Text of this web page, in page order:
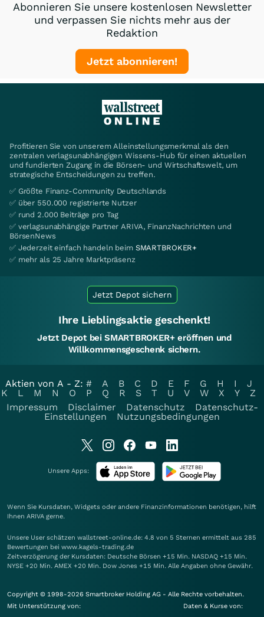
Abonnieren Sie unsere kostenlosen Newsletter
und verpassen Sie nichts mehr aus der
Redaktion
Jetzt abonnieren!
Profitieren Sie von unserem Alleinstellungsmerkmal als den
zentralen verlagsunabhängigen Wissens-Hub für einen aktuellen
und fundierten Zugang in die Börsen- und Wirtschaftswelt, um
strategische Entscheidungen zu treffen.
✅ Größte Finanz-Community Deutschlands
✅ über 550.000 registrierte Nutzer
✅ rund 2.000 Beiträge pro Tag
✅ verlagsunabhängige Partner ARIVA, FinanzNachrichten und
BörsenNews
✅ Jederzeit einfach handeln beim SMARTBROKER+
✅ mehr als 25 Jahre Marktpräsenz
Jetzt Depot sichern
Ihre Lieblingsaktie geschenkt!
Jetzt Depot bei SMARTBROKER+ eröffnen und
Willkommensgeschenk sichern.
Aktien von A - Z: # A B C D E F G H I
J
K
L M N O P Q R S T U V W X Y
Z
Impressum
Disclaimer Datenschutz
Datenschutz-
Einstellungen
Nutzungsbedingungen
Unsere Apps:
Wenn Sie Kursdaten, Widgets oder andere Finanzinformationen benötigen, hilft
Ihnen ARIVA gerne.
Unsere User schätzen wallstreet-online.de: 4.8 von 5 Sternen ermittelt aus 285
Bewertungen bei www.kagels-trading.de
Zeitverzögerung der Kursdaten: Deutsche Börsen +15 Min. NASDAQ +15 Min.
NYSE +20 Min. AMEX +20 Min. Dow Jones +15 Min. Alle Angaben ohne Gewähr.
Copyright © 1998-2026 Smartbroker Holding AG - Alle Rechte vorbehalten.
Mit Unterstützung von:
Daten & Kurse von: